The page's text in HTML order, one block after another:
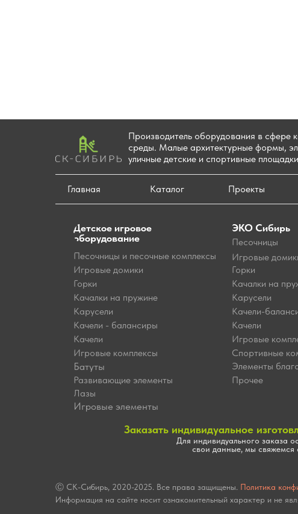
Ⓒ СК-Сибирь, 2020-2025. Все права защищены. Политика
Информация на сайте носит ознакомительный характер и не
Производитель оборудования в сфере
среды. Малые архитектурные формы,
уличные детские и спортивные площадки
Главная Каталог
Заказать индивидуальное
Для индивидуального заказа
свои данные, мы свяжемся
Развивающие элементы
Песочницы и песочные комплексы
Лазы
Качели - балансиры
Качели
Качалки на пружине Карусели
Игровые комплексы
Игровые домики
Горки
Горки
Игровые
Игровые
Карусели
Качалки на
Качели
Качели-
Песочницы
Прочее
Спортивные
Элементы
Детское игровое
оборудование
ЭКО Сибирь
Батуты
Игровые элементы
Проекты